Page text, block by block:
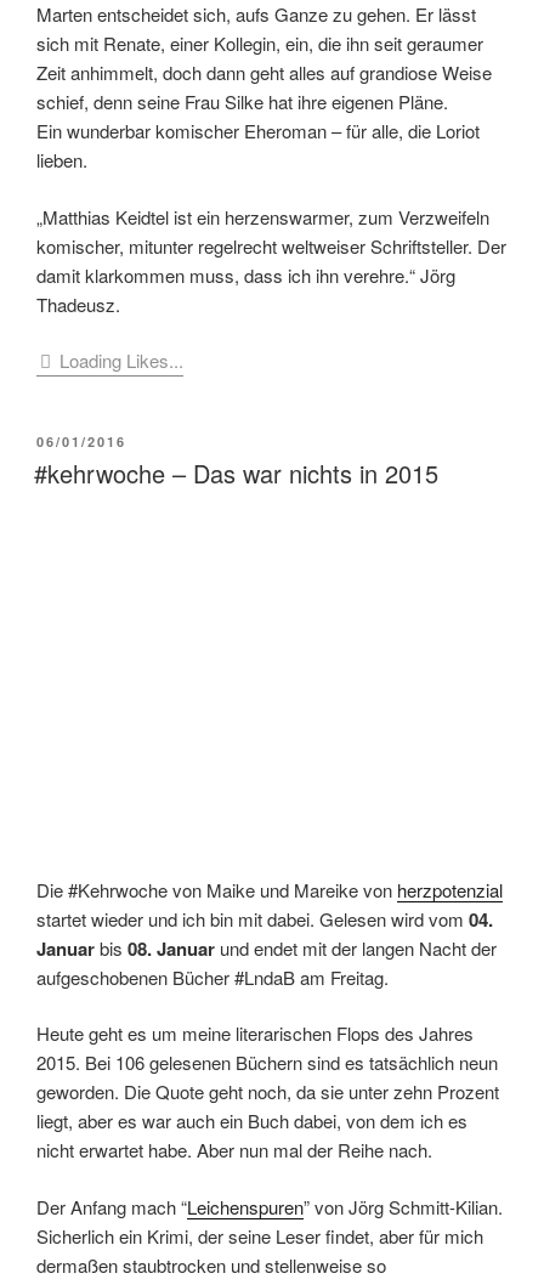
Marten entscheidet sich, aufs Ganze zu gehen. Er lässt
sich mit Renate, einer Kollegin, ein, die ihn seit geraumer
Zeit anhimmelt, doch dann geht alles auf grandiose Weise
schief, denn seine Frau Silke hat ihre eigenen Pläne.
Ein wunderbar komischer Eheroman – für alle, die Loriot
lieben.
„Matthias Keidtel ist ein herzenswarmer, zum Verzweifeln
komischer, mitunter regelrecht weltweiser Schriftsteller. Der
damit klarkommen muss, dass ich ihn verehre.“ Jörg
Thadeusz.
Loading Likes...
VERÖFFENTLICHT
AM
06/01/2016
#kehrwoche – Das war nichts in 2015
Die #Kehrwoche von Maike und Mareike von herzpotenzial
startet wieder und ich bin mit dabei. Gelesen wird vom 04.
Januarbis 08. Januar und endet mit der langen Nacht der
aufgeschobenen Bücher #LndaB am Freitag.
Heute geht es um meine literarischen Flops des Jahres
2015. Bei 106 gelesenen Büchern sind es tatsächlich neun
geworden. Die Quote geht noch, da sie unter zehn Prozent
liegt, aber es war auch ein Buch dabei, von dem ich es
nicht erwartet habe. Aber nun mal der Reihe nach.
Der Anfang mach “Leichenspuren” von Jörg Schmitt-Kilian.
Sicherlich ein Krimi, der seine Leser findet, aber für mich
dermaßen staubtrocken und stellenweise so